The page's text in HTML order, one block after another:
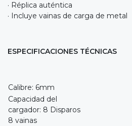
· Réplica auténtica
· Incluye vainas de carga de metal
ESPECIFICACIONES TÉCNICAS
Calibre: 6mm
Capacidad del
cargador: 8 Disparos
8 vainas